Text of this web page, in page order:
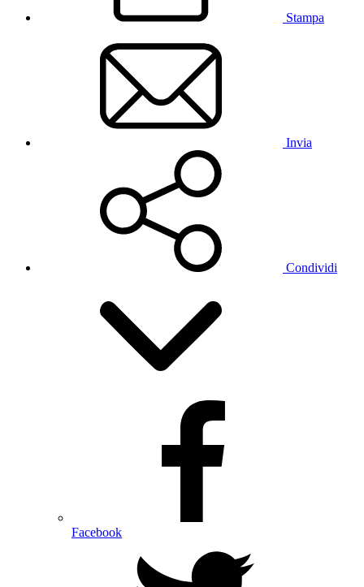
Stampa
Invia
Condividi
Facebook